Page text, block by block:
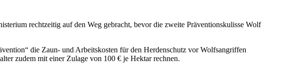
rechtzeitig auf den Weg gebracht, bevor die zweite Präventionskulisse Wolf
die Zaun- und Arbeitskosten für den Herdenschutz vor Wolfsangriffen
zudem mit einer Zulage von 100 € je Hektar rechnen.